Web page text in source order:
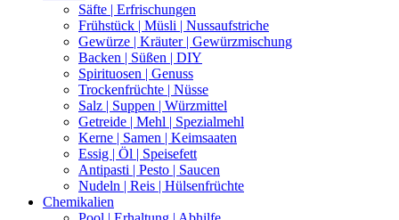
Säfte | Erfrischungen
Frühstück | Müsli | Nussaufstriche
Gewürze | Kräuter | Gewürzmischung
Backen | Süßen | DIY
Spirituosen | Genuss
Trockenfrüchte | Nüsse
Salz | Suppen | Würzmittel
Getreide | Mehl | Spezialmehl
Kerne | Samen | Keimsaaten
Essig | Öl | Speisefett
Antipasti | Pesto | Saucen
Nudeln | Reis | Hülsenfrüchte
Chemikalien